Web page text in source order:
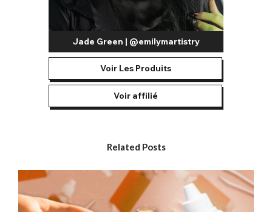
cosplay correspond à cette description.
Nos modèles vont des lentilles marron foncé pour un iris
couleur chocolat noir aux tons marron intenses aux lentilles
marron clair avec des reflets miel et ambre doré pour un iris
marron détaillé. Les reflets sont conçus pour reproduire
l'apparence d'un véritable iris et offrir une transformation de
Lentilles Marron Naturelles
lentilles marron naturelles peuvent être utilisées pour rehausser
ou modifier la teinte de vos yeux marron naturels, ou pour
Les différents modèles de notre collection sont conçus pour
des usages différents. Nos lentilles marron pour yeux bleus
permettent de transformer les yeux clairs en différentes
Jade Green | @emilymartistry
Voir Les Produits
Voir affilié
Related Posts